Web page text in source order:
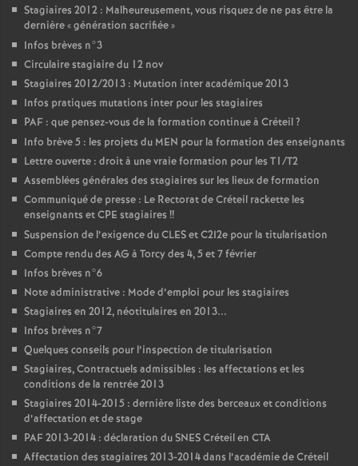
Stagiaires 2012 : Malheureusement, vous risquez de ne pas être la
dernière «génération sacrifiée»
Infos brèves n°3
Circulaire stagiaire du 12 nov
Stagiaires 2012/2013 : Mutation inter académique 2013
Infos pratiques mutations inter pour les stagiaires
PAF : que pensez-vous de la formation continue à Créteil?
Info brève 5 : les projets du MEN pour la formation des enseignants
Lettre ouverte : droit à une vraie formation pour les T1/T2
Assemblées générales des stagiaires sur les lieux de formation
Communiqué de presse : Le Rectorat de Créteil rackette les
enseignants etCPE stagiaires !!
Suspension de l’exigence duCLESet C2I2e pour la titularisation
Compte rendu des AG à Torcy des 4, 5 et 7 février
Infos brèves n°6
Note administrative : Mode d’emploi pour les stagiaires
Stagiaires en 2012, néotitulaires en 2013...
Infos brèves n°7
Quelques conseils pour l’inspection de titularisation
Stagiaires, Contractuels admissibles : les affectations et les
conditions de la rentrée 2013
Stagiaires 2014-2015 : dernière liste des berceaux et conditions
d’affectation et de stage
PAF2013-2014 : déclaration duSNESCréteil en CTA
Affectation des stagiaires 2013-2014 dans l’académie de Créteil